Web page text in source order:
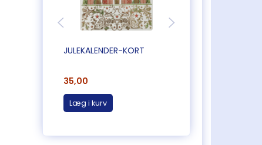
JULEKALENDER-KORT
35,00
Læg i kurv